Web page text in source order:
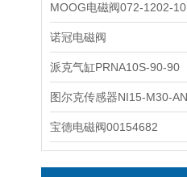
MOOG电磁阀072-1202-10
诺冠电磁阀
派克气缸PRNA10S-90-90
宝德电磁阀00154682